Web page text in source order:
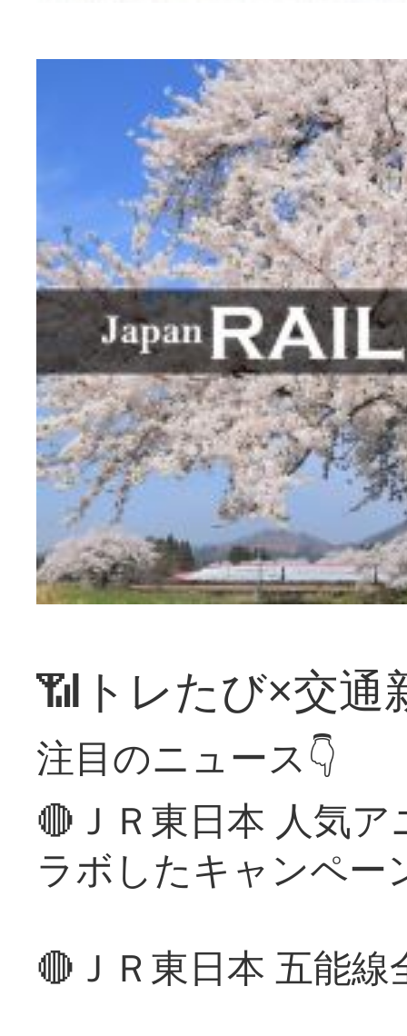
📶トレたび×交通
注目のニュース👇
🔴ＪＲ東日本 人気
ラボしたキャンペー
🔴ＪＲ東日本 五能